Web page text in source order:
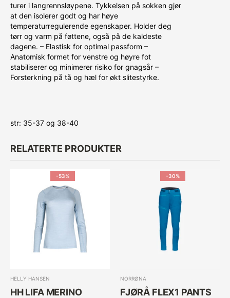
turer i langrennsløypene. Tykkelsen på sokken gjør
at den isolerer godt og har høye
temperaturregulerende egenskaper. Holder deg
tørr og varm på føttene, også på de kaldeste
dagene. – Elastisk for optimal passform –
Anatomisk formet for venstre og høyre fot
stabiliserer og minimerer risiko for gnagsår –
Forsterkning på tå og hæl for økt slitestyrke.
str: 35-37 og 38-40
RELATERTE PRODUKTER
-53%
HELLY HANSEN
HH LIFA MERINO
-30%
NORRØNA
FJØRÅ FLEX1 PANTS